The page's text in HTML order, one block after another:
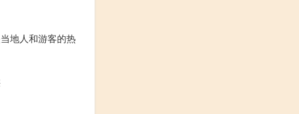
地人和游客的热